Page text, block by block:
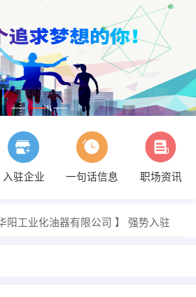
入驻企业 一句话信息 职场资讯
布 [驾驶员 ] 招聘信息
阳工业化油器有限公司 】 强势入驻